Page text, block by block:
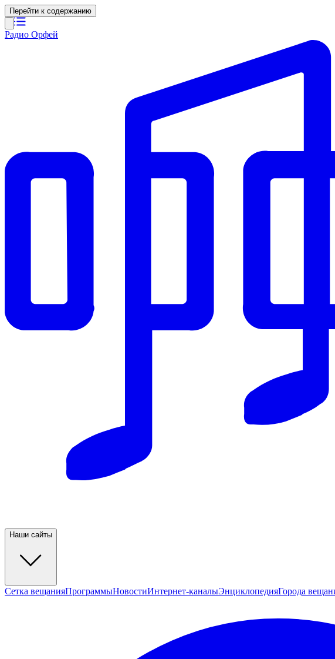
Перейти к содержанию
Радио Орфей
Наши сайты
Сетка вещанияПрограммыНовостиИнтернет-каналыЭнциклопедияГорода